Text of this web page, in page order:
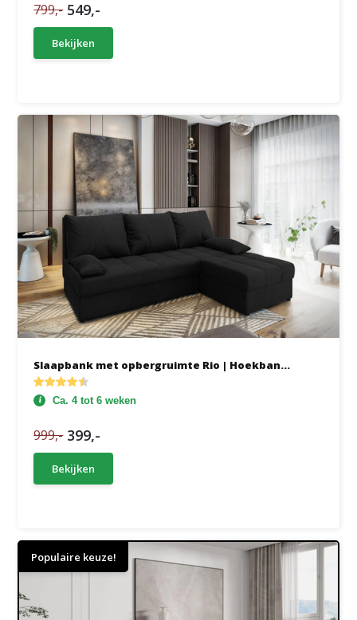
799,- 549,-
Bekijken
Slaapbank met opbergruimte Rio | Hoekban...
Ca. 4 tot 6 weken
999,- 399,-
Bekijken
Populaire keuze!